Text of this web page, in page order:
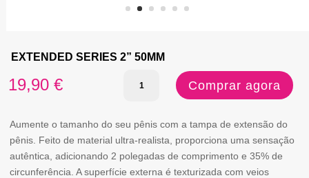
EXTENDED SERIES 2” 50MM
19,90 €
Quantidade
EXTENDED
SERIES
2”
Comprar agora
Aumente o tamanho do seu pênis com a tampa de extensão do
pênis. Feito de material ultra-realista, proporciona uma sensação
autêntica, adicionando 2 polegadas de comprimento e 35% de
circunferência. A superfície externa é texturizada com veios